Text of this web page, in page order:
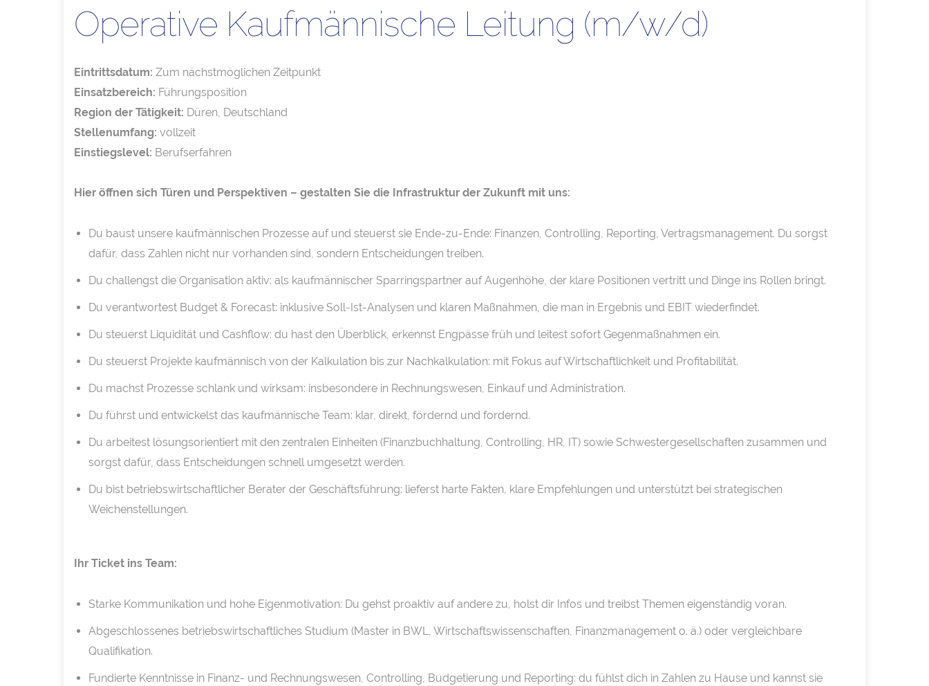
Operative Kaufmännische Leitung (m/w/d)
Eintrittsdatum: Zum nächstmöglichen Zeitpunkt
Einsatzbereich: Führungsposition
Region der Tätigkeit: Düren, Deutschland
Stellenumfang: vollzeit
Einstiegslevel: Berufserfahren
Hier öffnen sich Türen und Perspektiven – gestalten Sie die Infrastruktur der Zukunft mit uns:
Du baust unsere kaufmännischen Prozesse auf und steuerst sie Ende-zu-Ende: Finanzen, Controlling, Reporting, Vertragsmanagement. Du sorgst
dafür, dass Zahlen nicht nur vorhanden sind, sondern Entscheidungen treiben.
Du challengst die Organisation aktiv: als kaufmännischer Sparringspartner auf Augenhöhe, der klare Positionen vertritt und Dinge ins Rollen bringt.
Du verantwortest Budget & Forecast: inklusive Soll-Ist-Analysen und klaren Maßnahmen, die man in Ergebnis und EBIT wiederfindet.
Du steuerst Liquidität und Cashflow: du hast den Überblick, erkennst Engpässe früh und leitest sofort Gegenmaßnahmen ein.
Du steuerst Projekte kaufmännisch von der Kalkulation bis zur Nachkalkulation: mit Fokus auf Wirtschaftlichkeit und Profitabilität.
Du machst Prozesse schlank und wirksam: insbesondere in Rechnungswesen, Einkauf und Administration.
Du führst und entwickelst das kaufmännische Team: klar, direkt, fördernd und fordernd.
Du arbeitest lösungsorientiert mit den zentralen Einheiten (Finanzbuchhaltung, Controlling, HR, IT) sowie Schwestergesellschaften zusammen und
sorgst dafür, dass Entscheidungen schnell umgesetzt werden.
Du bist betriebswirtschaftlicher Berater der Geschäftsführung: lieferst harte Fakten, klare Empfehlungen und unterstützt bei strategischen
Weichenstellungen.
Ihr Ticket ins Team:
Starke Kommunikation und hohe Eigenmotivation: Du gehst proaktiv auf andere zu, holst dir Infos und treibst Themen eigenständig voran.
Abgeschlossenes betriebswirtschaftliches Studium (Master in BWL, Wirtschaftswissenschaften, Finanzmanagement o. ä.) oder vergleichbare
Qualifikation.
Fundierte Kenntnisse in Finanz- und Rechnungswesen, Controlling, Budgetierung und Reporting: du fühlst dich in Zahlen zu Hause und kannst sie